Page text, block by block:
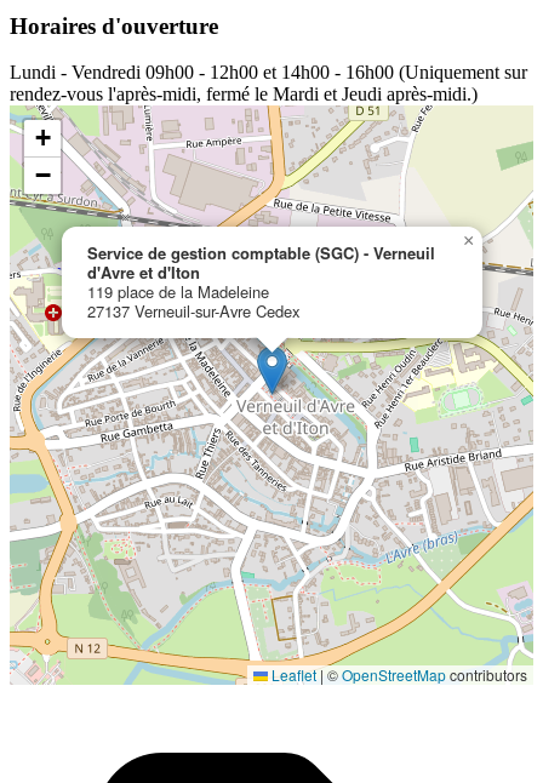
Horaires d'ouverture
Lundi - Vendredi 09h00 - 12h00 et 14h00 - 16h00 (Uniquement sur
rendez-vous l'après-midi, fermé le Mardi et Jeudi après-midi.)
Localisation en cours...
Service de gestion comptable (SGC) - Verneuil
d'Avre et d'Iton
119 place de la Madeleine
27137 Verneuil-sur-Avre Cedex
×
+
−
Leaflet|©OpenStreetMapcontributors